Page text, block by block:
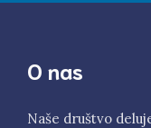
O nas
Naše društvo